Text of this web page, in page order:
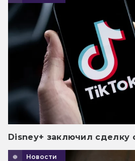
Disney+ заключил сделку
Новости